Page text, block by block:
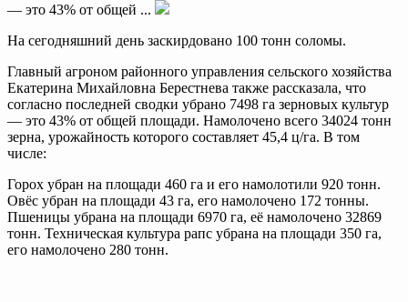
— это 43% от общей ...
На сегодняшний день заскирдовано 100 тонн соломы.
Главный агроном районного управления сельского хозяйства
Екатерина Михайловна Берестнева также рассказала, что
согласно последней сводки убрано 7498 га зерновых культур
— это 43% от общей площади. Намолочено всего 34024 тонн
зерна, урожайность которого составляет 45,4 ц/га. В том
числе:
Горох убран на площади 460 га и его намолотили 920 тонн.
Овёс убран на площади 43 га, его намолочено 172 тонны.
Пшеницы убрана на площади 6970 га, её намолочено 32869
тонн. Техническая культура рапс убрана на площади 350 га,
его намолочено 280 тонн.